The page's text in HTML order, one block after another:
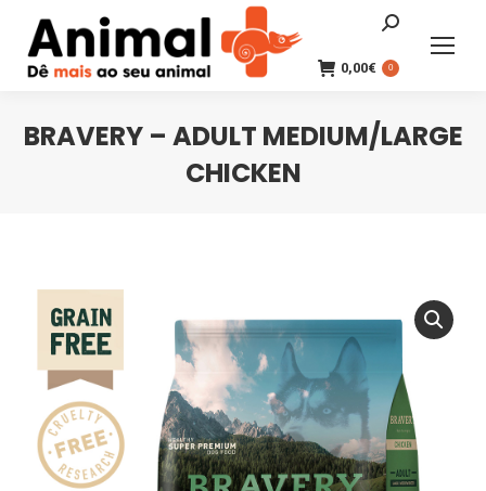
Search:
0,00€ 0
BRAVERY – ADULT MEDIUM/LARGE
CHICKEN